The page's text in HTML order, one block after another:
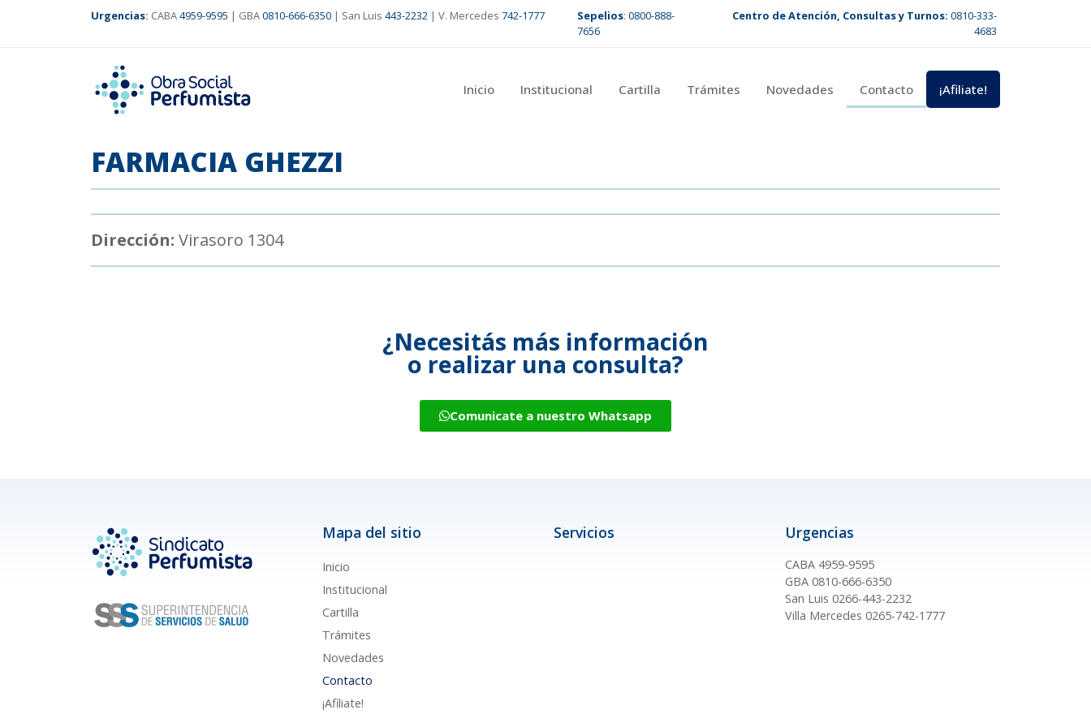
Urgencias: CABA4959-9595 | GBA0810-666-6350 | San Luis 443-2232 | V. Mercedes 742-1777 Sepelios: 0800-888-
7656
Centro de Atención, Consultas y Turnos: 0810-333-
4683
Inicio Institucional Cartilla Trámites Novedades Contacto ¡Afiliate!
FARMACIA GHEZZI
Dirección: Virasoro 1304
¿Necesitás más información
o realizar una consulta?
Comunicate a nuestro Whatsapp
Mapa del sitio
Inicio
Institucional
Cartilla
Trámites
Novedades
Contacto
¡Afiliate!
Servicios Urgencias
CABA 4959-9595
GBA 0810-666-6350
San Luis 0266-443-2232
Villa Mercedes 0265-742-1777